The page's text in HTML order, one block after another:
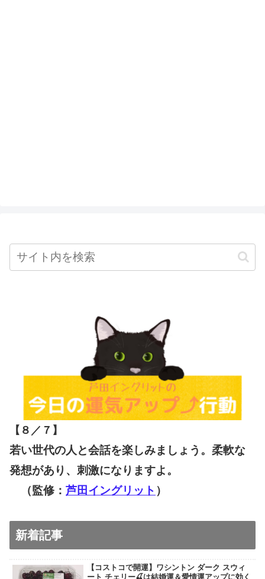
【８／７ 】
若い世代の人と会話を楽しみましょう。柔軟な
発想があり、刺激になりますよ。
（監修： 芦田イングリット ）
新着記事
【コストコで開運】ワシントン ダーク スウィ
ート チェリー🍒は結婚運＆愛情運アップに効く